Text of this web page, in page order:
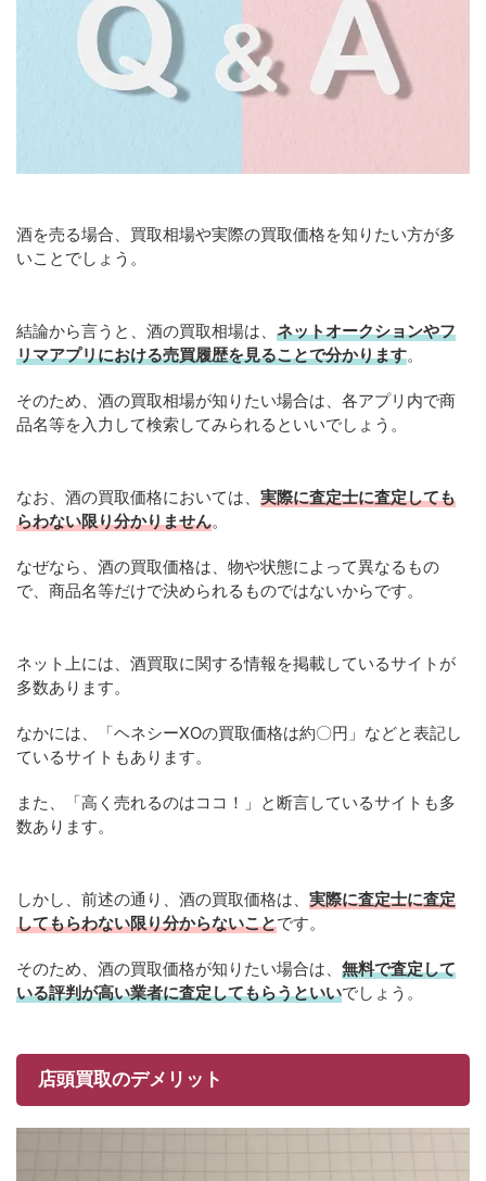
酒を売る場合、買取相場や実際の買取価格を知りたい方が多
いことでしょう。
結論から言うと、酒の買取相場は、 ネットオークションやフ
リマアプリにおける売買履歴を見ることで分かります。
そのため、酒の買取相場が知りたい場合は、各アプリ内で商
品名等を入力して検索してみられるといいでしょう。
なお、酒の買取価格においては、 実際に査定士に査定しても
らわない限り分かりません。
なぜなら、酒の買取価格は、物や状態によって異なるもの
で、商品名等だけで決められるものではないからです。
ネット上には、酒買取に関する情報を掲載しているサイトが
多数あります。
なかには、「ヘネシーXOの買取価格は約〇円」などと表記し
ているサイトもあります。
また、「高く売れるのはココ！」と断言しているサイトも多
数あります。
しかし、前述の通り、酒の買取価格は、 実際に査定士に査定
してもらわない限り分からないことです。
そのため、酒の買取価格が知りたい場合は、 無料で査定して
いる評判が高い業者に査定してもらうといいでしょう。
店頭買取のデメリット